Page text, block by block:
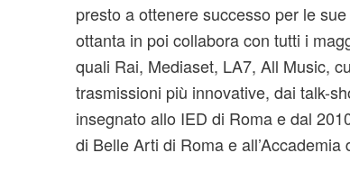
presto a ottenere successo per le
ottanta in poi collabora con tutti i
quali Rai, Mediaset, LA7, All Music,
trasmissioni più innovative, dai talk-
insegnato allo IED di Roma e dal
di Belle Arti di Roma e